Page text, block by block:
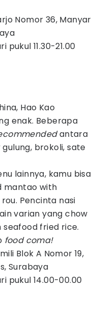
Nomor 36, Manyar
pukul 11.30-21.00
Hao Kao
enak. Beberapa
antara
brokoli, sate
lainnya, kamu bisa
mantao with
Pencinta nasi
varian yang chow
fried rice.
food coma!
Blok A Nomor 19,
Surabaya
pukul 14.00-00.00